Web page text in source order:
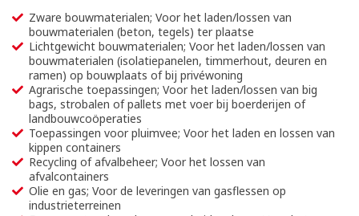
Zware bouwmaterialen; Voor het laden/lossen van
bouwmaterialen (beton, tegels) ter plaatse
Lichtgewicht bouwmaterialen; Voor het laden/lossen van
bouwmaterialen (isolatiepanelen, timmerhout, deuren en
ramen) op bouwplaats of bij privéwoning
Agrarische toepassingen; Voor het laden/lossen van big
bags, strobalen of pallets met voer bij boerderijen of
landbouwcoöperaties
Toepassingen voor pluimvee; Voor het laden en lossen van
kippen containers
Recycling of afvalbeheer; Voor het lossen van
afvalcontainers
Olie en gas; Voor de leveringen van gasflessen op
industrieterreinen